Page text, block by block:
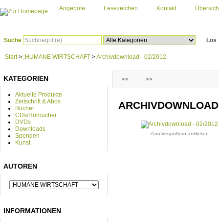
Angebote Lesezeichen Kontakt
Suche Los
Start>҉ HUMANE WIRTSCHAFT >Archivdownload - 02/2012
KATEGORIEN
Aktuelle Produkte
Zeitschrift & Abos
Bücher
CDs/Hörbücher
DVDs
Downloads
Spenden
Kunst
AUTOREN
INFORMATIONEN
<< >>
Zum Vergrößern anklicken